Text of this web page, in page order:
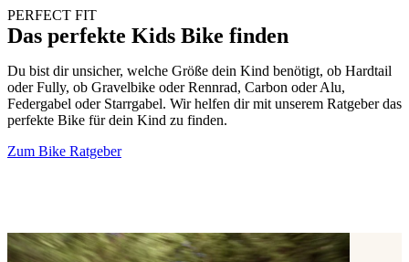
PERFECT FIT
Das perfekte Kids Bike finden
Du bist dir unsicher, welche Größe dein Kind benötigt, ob Hardtail
oder Fully, ob Gravelbike oder Rennrad, Carbon oder Alu,
Federgabel oder Starrgabel. Wir helfen dir mit unserem Ratgeber das
perfekte Bike für dein Kind zu finden.
Zum Bike Ratgeber